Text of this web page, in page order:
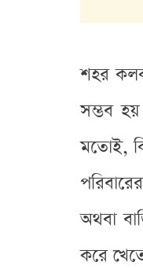
শহর
সম্ভব হয়
মতোই,
অথবা
করে